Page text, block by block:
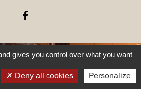
gives you control over what you want
Deny all cookies Personalize